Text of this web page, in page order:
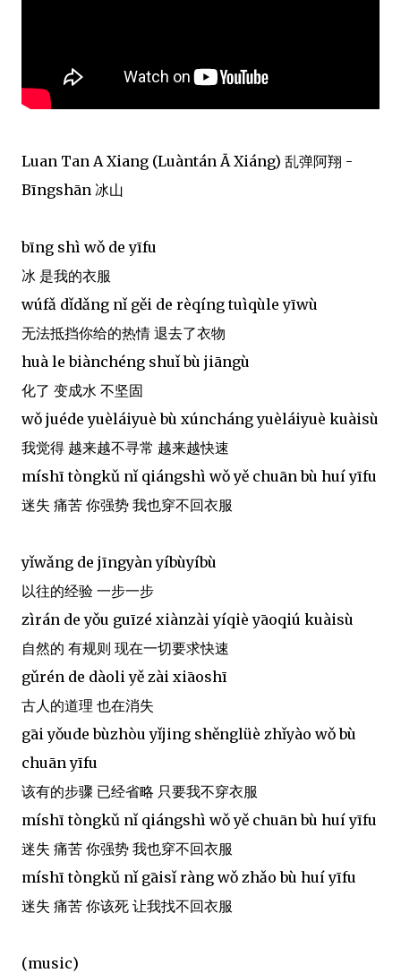
Luan Tan A Xiang (Luàntán Ā Xiáng) 乱弹阿翔 -
Bīngshān 冰山
bīng shì wǒ de yīfu
冰 是我的衣服
wúfǎ dǐdǎng nǐ gěi de rèqíng tuìqùle yīwù
无法抵挡你给的热情 退去了衣物
huà le biànchéng shuǐ bù jiāngù
化了 变成水 不坚固
wǒ juéde yuèláiyuè bù xúncháng yuèláiyuè kuàisù
我觉得 越来越不寻常 越来越快速
míshī tòngkǔ nǐ qiángshì wǒ yě chuān bù huí yīfu
迷失 痛苦 你强势 我也穿不回衣服
yǐwǎng de jīngyàn yíbùyíbù
以往的经验 一步一步
zìrán de yǒu guīzé xiànzài yíqiè yāoqiú kuàisù
自然的 有规则 现在一切要求快速
gǔrén de dàoli yě zài xiāoshī
古人的道理 也在消失
gāi yǒude bùzhòu yǐjing shěnglüè zhǐyào wǒ bù
chuān yīfu
该有的步骤 已经省略 只要我不穿衣服
míshī tòngkǔ nǐ qiángshì wǒ yě chuān bù huí yīfu
迷失 痛苦 你强势 我也穿不回衣服
míshī tòngkǔ nǐ gāisǐ ràng wǒ zhǎo bù huí yīfu
迷失 痛苦 你该死 让我找不回衣服
(music)